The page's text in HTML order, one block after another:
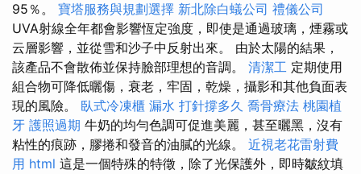
95％。 寶塔服務與規劃選擇 新北除白蟻公司 禮儀公司
UVA射線全年都會影響恆定強度，即使是通過玻璃，煙霧或
云層影響，並從雪和沙子中反射出來。 由於太陽的結果，
該產品不會散佈並保持臉部理想的音調。 清潔工 定期使用
組合物可降低曬傷，衰老，牢固，乾燥，攝影和其他負面表
現的風險。 臥式冷凍櫃 漏水 打針撐多久 喬骨療法 桃園植
牙 護照過期 牛奶的均勻色調可促進美麗，甚至曬黑，沒有
粘性的痕跡，膠捲和發音的油膩的光線。 近視老花雷射費
用 html 這是一個特殊的特徵，除了光保護外，即時皺紋填